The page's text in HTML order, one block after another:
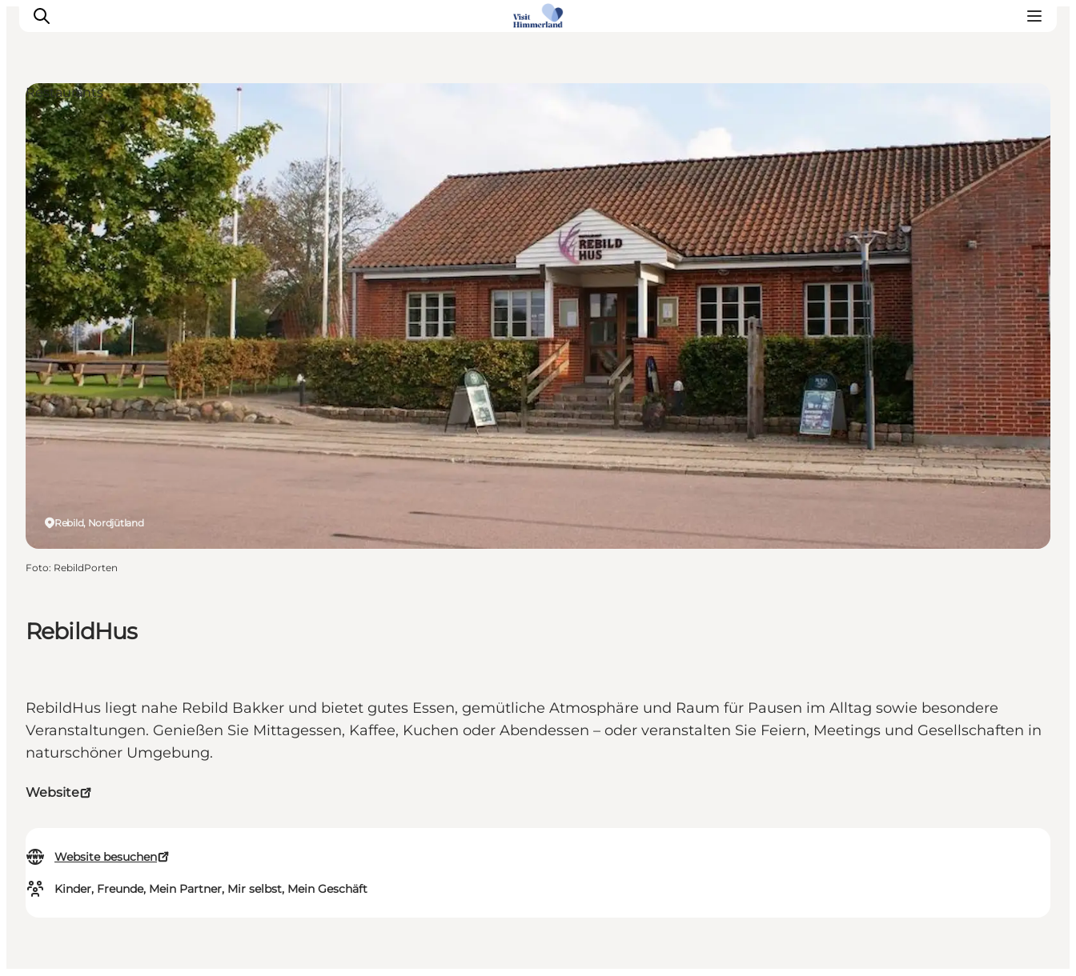
Erlebnisse
Natur
Städte und Orte
Das passiert
Reiseplanung
Praktische Informationen
RebildHus
RebildHus liegt nahe Rebild Bakker und bietet gutes Essen, gemütliche Atmosphäre und Raum für Pausen im Alltag sowie besondere
Veranstaltungen. Genießen Sie Mittagessen, Kaffee, Kuchen oder Abendessen – oder veranstalten Sie Feiern, Meetings und Gesellschaften in
naturschöner Umgebung.
Website
Website besuchen
Kinder, Freunde, Mein Partner, Mir selbst, Mein Geschäft
Rebild, Nordjütland
Restaurants
Foto: RebildPorten